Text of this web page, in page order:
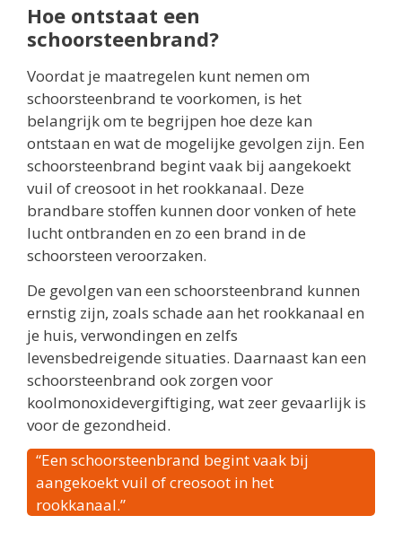
Hoe ontstaat een
schoorsteenbrand?
Voordat je maatregelen kunt nemen om
schoorsteenbrand te voorkomen, is het
belangrijk om te begrijpen hoe deze kan
ontstaan en wat de mogelijke gevolgen zijn. Een
schoorsteenbrand begint vaak bij aangekoekt
vuil of creosoot in het rookkanaal. Deze
brandbare stoffen kunnen door vonken of hete
lucht ontbranden en zo een brand in de
schoorsteen veroorzaken.
De gevolgen van een schoorsteenbrand kunnen
ernstig zijn, zoals schade aan het rookkanaal en
je huis, verwondingen en zelfs
levensbedreigende situaties. Daarnaast kan een
schoorsteenbrand ook zorgen voor
koolmonoxidevergiftiging, wat zeer gevaarlijk is
voor de gezondheid.
“Een schoorsteenbrand begint vaak bij
aangekoekt vuil of creosoot in het
rookkanaal.”